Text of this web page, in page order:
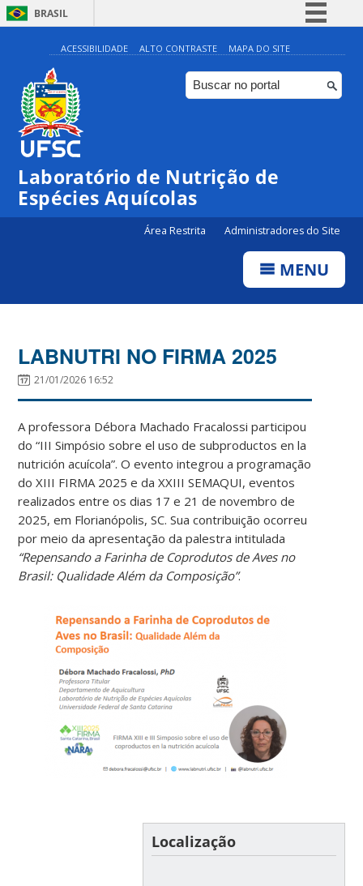
BRASIL
Simplifique!
Comunica BR
Participe
Canais
ACESSIBILIDADE ALTO CONTRASTE MAPA DO SITE
Laboratório de Nutrição de
Espécies Aquícolas
Área Restrita Administradores do Site
MENU
LABNUTRI NO FIRMA 2025
21/01/2026 16:52
A professora Débora Machado Fracalossi participou
do “III Simpósio sobre el uso de subproductos en la
nutrición acuícola”. O evento integrou a programação
do XIII FIRMA 2025 e da XXIII SEMAQUI, eventos
realizados entre os dias 17 e 21 de novembro de
2025, em Florianópolis, SC. Sua contribuição ocorreu
por meio da apresentação da palestra intitulada
“Repensando a Farinha de Coprodutos de Aves no
Brasil: Qualidade Além da Composição”.
Localização